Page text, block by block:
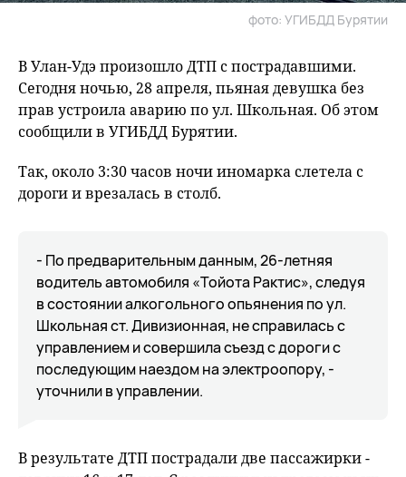
фото: УГИБДД Бурятии
В Улан-Удэ произошло ДТП с пострадавшими.
Сегодня ночью, 28 апреля, пьяная девушка без
прав устроила аварию по ул. Школьная. Об этом
сообщили в УГИБДД Бурятии.
Так, около 3:30 часов ночи иномарка слетела с
дороги и врезалась в столб.
- По предварительным данным, 26-летняя
водитель автомобиля «Тойота Рактис», следуя
в состоянии алкогольного опьянения по ул.
Школьная ст. Дивизионная, не справилась с
управлением и совершила съезд с дороги с
последующим наездом на электроопору, -
уточнили в управлении.
В результате ДТП пострадали две пассажирки -